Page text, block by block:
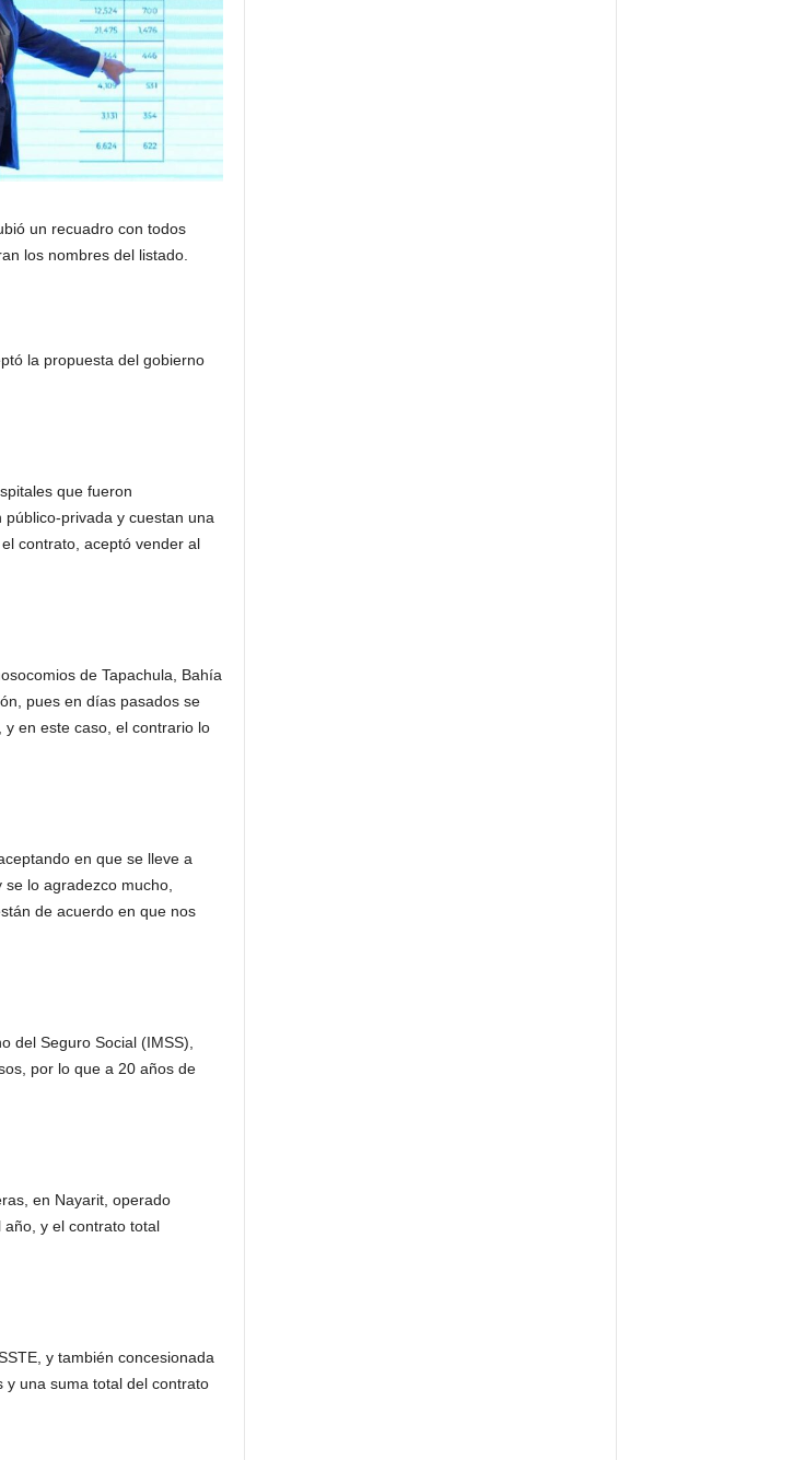
un recuadro con todos
los nombres del listado.
la propuesta del gobierno
que fueron
privada y cuestan una
contrato, aceptó vender al
de Tapachula, Bahía
pues en días pasados se
en este caso, el contrario lo
en que se lleve a
lo agradezco mucho,
de acuerdo en que nos
del Seguro Social (IMSS),
por lo que a 20 años de
en Nayarit, operado
y el contrato total
y también concesionada
una suma total del contrato